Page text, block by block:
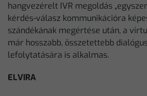
hangvezérelt IVR megoldás
kérdés-válasz kommunikációra
szándékának megértése után, a
már hosszabb, összetettebb
lefolytatására is alkalmas.
ELVIRA